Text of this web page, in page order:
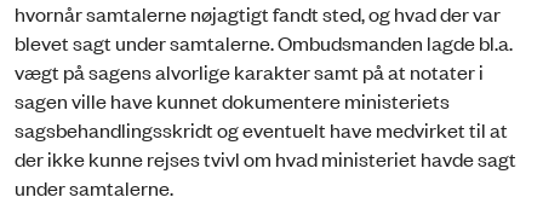
hvornår samtalerne nøjagtigt fandt sted, og hvad der var
blevet sagt under samtalerne. Ombudsmanden lagde bl.a.
vægt på sagens alvorlige karakter samt på at notater i
sagen ville have kunnet dokumentere ministeriets
sagsbehandlingsskridt og eventuelt have medvirket til at
der ikke kunne rejses tvivl om hvad ministeriet havde sagt
under samtalerne.